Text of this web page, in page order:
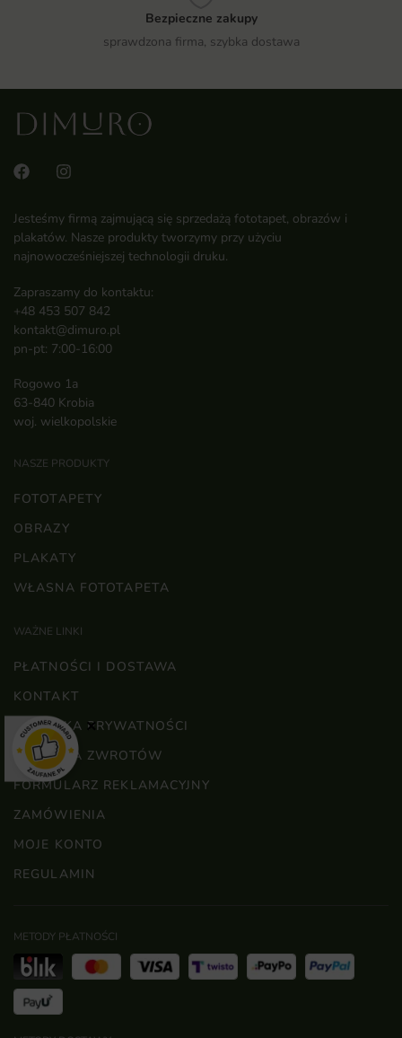
Bezpieczne zakupy
sprawdzona firma, szybka dostawa
Jesteśmy firmą zajmującą się sprzedażą fototapet, obrazów i
plakatów. Nasze produkty tworzymy przy użyciu
najnowocześniejszej technologii druku.
Zapraszamy do kontaktu:
+48 453 507 842
kontakt@dimuro.pl
pn-pt: 7:00-16:00
Rogowo 1a
63-840 Krobia
woj. wielkopolskie
NASZE PRODUKTY
FOTOTAPETY
OBRAZY
PLAKATY
WŁASNA FOTOTAPETA
WAŻNE LINKI
PŁATNOŚCI I DOSTAWA
KONTAKT
POLITYKA PRYWATNOŚCI
POLITYKA ZWROTÓW
FORMULARZ REKLAMACYJNY
ZAMÓWIENIA
MOJE KONTO
REGULAMIN
METODY PŁATNOŚCI
×